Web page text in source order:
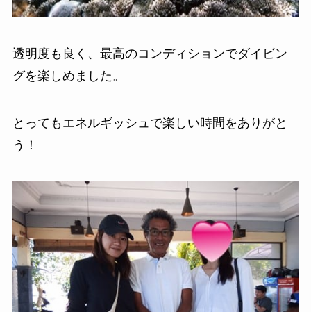
透明度も良く、最高のコンディションでダイビン
グを楽しめました。
とってもエネルギッシュで楽しい時間をありがと
う！